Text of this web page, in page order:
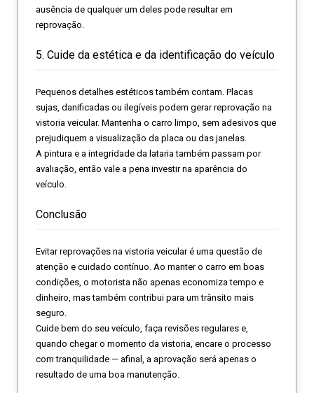
ausência de qualquer um deles pode resultar em
reprovação.
5. Cuide da estética e da identificação do veículo
Pequenos detalhes estéticos também contam. Placas
sujas, danificadas ou ilegíveis podem gerar reprovação na
vistoria veicular. Mantenha o carro limpo, sem adesivos que
prejudiquem a visualização da placa ou das janelas.
A pintura e a integridade da lataria também passam por
avaliação, então vale a pena investir na aparência do
veículo.
Conclusão
Evitar reprovações na vistoria veicular é uma questão de
atenção e cuidado contínuo. Ao manter o carro em boas
condições, o motorista não apenas economiza tempo e
dinheiro, mas também contribui para um trânsito mais
seguro.
Cuide bem do seu veículo, faça revisões regulares e,
quando chegar o momento da vistoria, encare o processo
com tranquilidade — afinal, a aprovação será apenas o
resultado de uma boa manutenção.